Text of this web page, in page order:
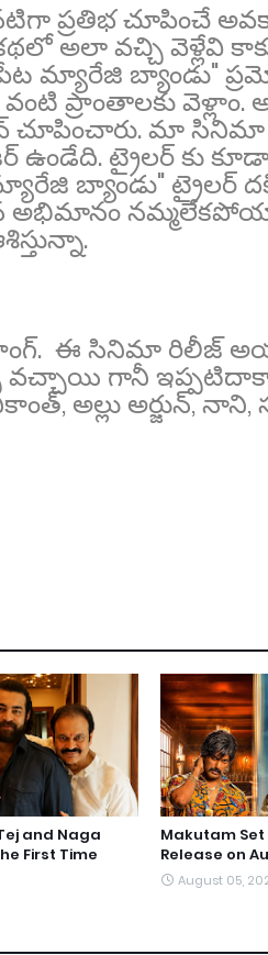
ప్రతిభ చూపించే
అలా వచ్చి వెళ్లేవి
మ్యారేజి బ్యాండు"
ప్రాంతాలకు వెళ్లాం.
మా సినిమా
ట్రైలర్ కు
బ్యాండు" ట్రైలర్
అభిమానం
ఈ సినిమా రిలీజ్
వచ్చాయి గానీ
అల్లు అర్జున్, నాని,
and Naga
First Time
Makutam
Release on
August 05,